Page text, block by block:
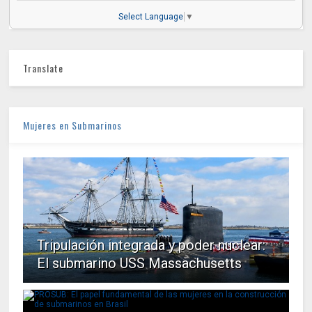
Select Language ▼
Translate
Mujeres en Submarinos
Tripulación integrada y poder nuclear:
El submarino USS Massachusetts